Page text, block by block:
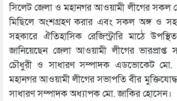
সিলেট জেলা ও মহানগর আওয়ামী লীগের সকল
মিছিলে অংশগ্রহণ করার এবং সকল অঙ্গ ও
সহকারে ঐতিহাসিক রেজিস্ট্রারি মাঠে
জানিয়েছেন জেলা আওয়ামী লীগের
চৌধুরী ও সাধারণ সম্পাদক এডভোকেট মো.
মহানগর আওয়ামী লীগের সভাপতি বীর
সাধারণ সম্পাদক অধ্যাপক মো. জাকির হোসেন।